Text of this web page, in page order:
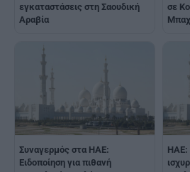
εγκαταστάσεις στη Σαουδική
Αραβία
σε
Συναγερμός στα ΗΑΕ:
Eιδοποίηση για πιθανή
ΗΑΕ: